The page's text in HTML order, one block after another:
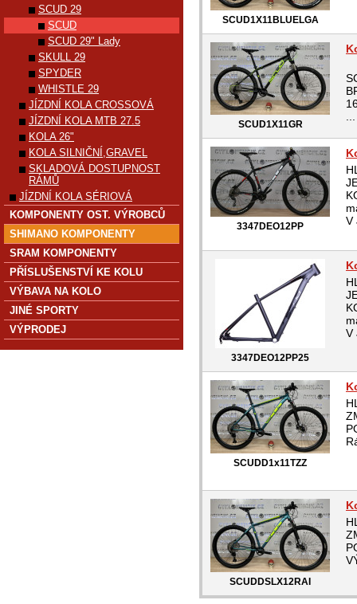
SCUD1X11BLUELGA
SCUD1X11GR
3347DEO12PP
V
3347DEO12PP25
V
SCUDD1x11TZZ
SCUDDSLX12RAI
SCUD 29
SCUD
SCUD 29" Lady
SKULL 29
SPYDER
WHISTLE 29
JÍZDNÍ KOLA CROSSOVÁ
JÍZDNÍ KOLA MTB 27.5
KOLA 26"
KOLA SILNIČNÍ,GRAVEL
SKLADOVÁ DOSTUPNOST
RÁMŮ
JÍZDNÍ KOLA SÉRIOVÁ
KOMPONENTY OST. VÝROBCŮ
SHIMANO KOMPONENTY
SRAM KOMPONENTY
PŘÍSLUŠENSTVÍ KE KOLU
VÝBAVA NA KOLO
JINÉ SPORTY
VÝPRODEJ